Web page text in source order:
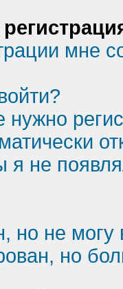
мне
я не
но не могу
но